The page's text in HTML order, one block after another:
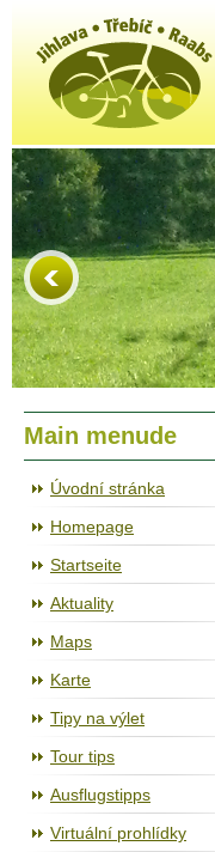
Der Radweg Jihlava –
Main menude
Úvodní stránka
Homepage
Startseite
Aktuality
Maps
Karte
Tipy na výlet
Tour tips
Ausflugstipps
Virtuální prohlídky